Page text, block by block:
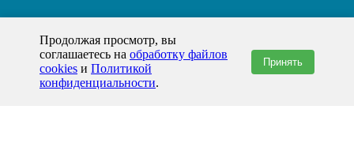
Продолжая просмотр, вы
соглашаетесь на обработку файлов
cookies и Политикой
конфиденциальности.
Принять